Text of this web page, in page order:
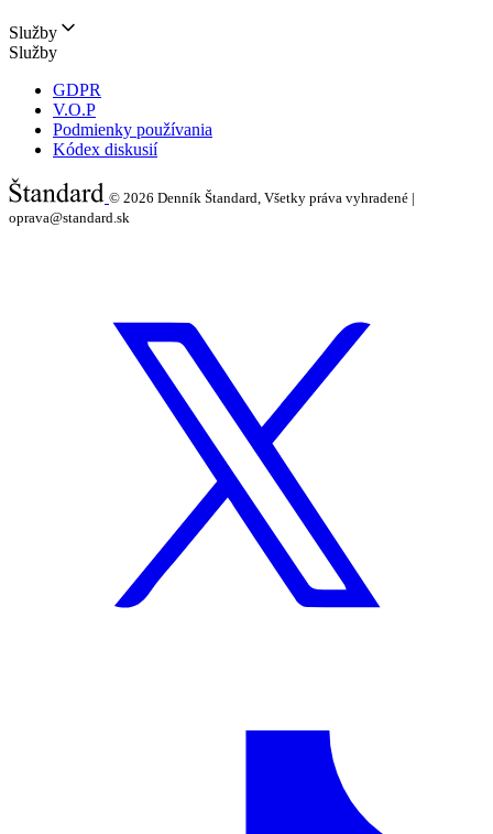
Služby
Služby
GDPR
V.O.P
Podmienky používania
Kódex diskusií
© 2026 Denník Štandard, Všetky práva vyhradené |
oprava@standard.sk